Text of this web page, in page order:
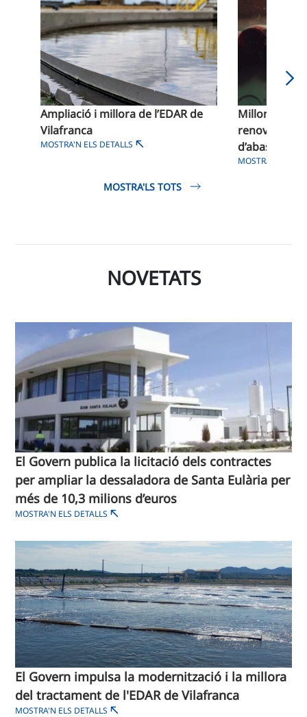
Ampliació i millora de l’EDAR de
Vilafranca
MOSTRA'N ELS DETALLS
Millora del
renovació
MOSTRA'N ELS
MOSTRA'LS TOTS
NOVETATS
El Govern publica la licitació dels contractes
per ampliar la dessaladora de Santa Eulària per
més de 10,3 milions d’euros
MOSTRA'N ELS DETALLS
El Govern impulsa la modernització i la millora
del tractament de l'EDAR de Vilafranca
MOSTRA'N ELS DETALLS